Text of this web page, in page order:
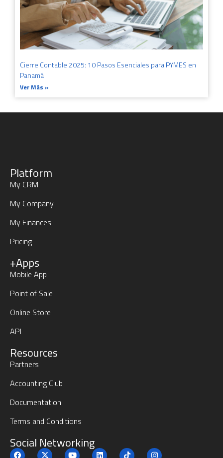
Cierre Contable 2025: 10 Pasos Esenciales para PYMES en
Panamá
Ver Más »
Platform
My CRM
My Company
My Finances
Pricing
+Apps
Mobile App
Point of Sale
Online Store
API
Resources
Partners
Accounting Club
Documentation
Terms and Conditions
Social Networking